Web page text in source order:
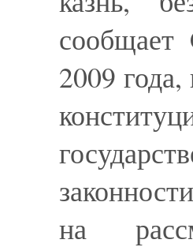
сообщает
2009
на